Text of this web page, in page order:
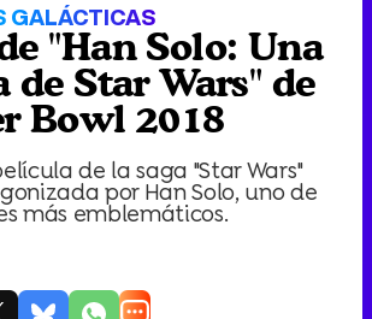
GALÁCTICAS
"Han Solo: Una
Star Wars" de
Bowl 2018
de la saga "Star Wars"
por Han Solo, uno de
más emblemáticos.